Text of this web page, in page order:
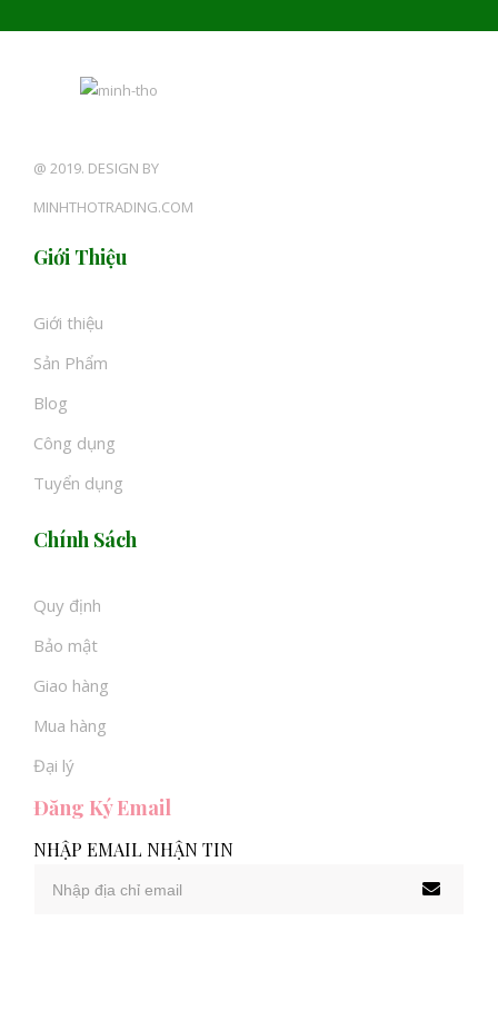
@ 2019. DESIGN BY
MINHTHOTRADING.COM
Giới Thiệu
Giới thiệu
Sản Phẩm
Blog
Công dụng
Tuyển dụng
Chính Sách
Quy định
Bảo mật
Giao hàng
Mua hàng
Đại lý
Đăng Ký Email
NHẬP EMAIL NHẬN TIN